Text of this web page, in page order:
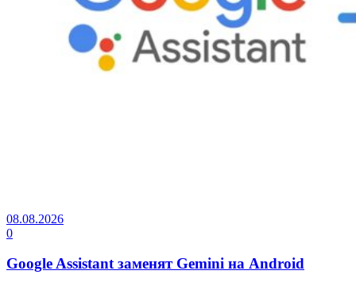
08.08.2026
0
Google Assistant заменят Gemini на Android